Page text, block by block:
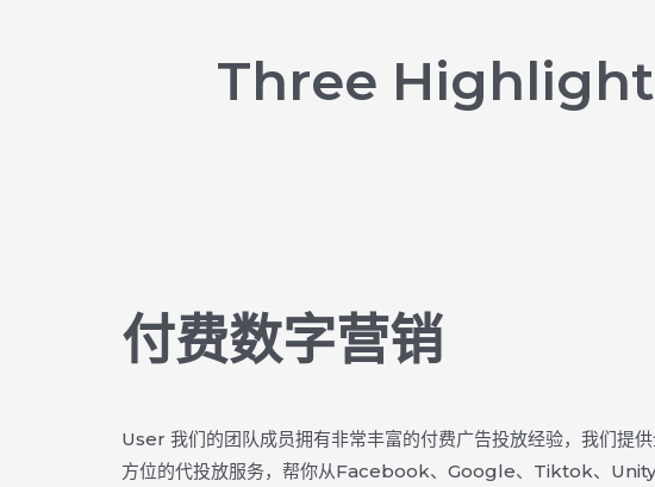
Three
付费数字营销
User 我们的团队成员拥有非常丰富的付费广告投放经验，我们提
方位的代投放服务，帮你从Facebook、Google、Tiktok、Unity